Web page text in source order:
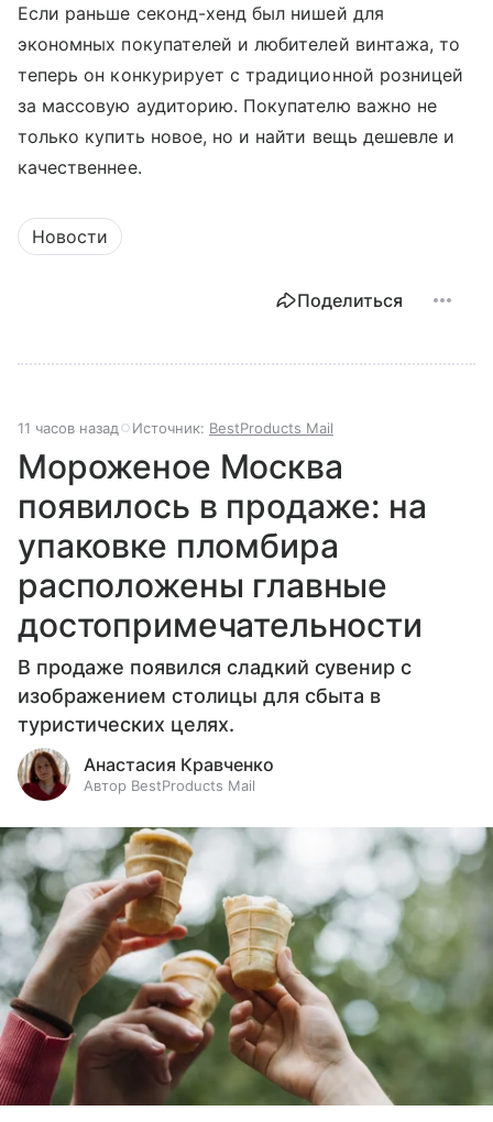
Если раньше секонд-хенд был нишей для
экономных покупателей и любителей винтажа, то
теперь он конкурирует с традиционной розницей
за массовую аудиторию. Покупателю важно не
только купить новое, но и найти вещь дешевле и
качественнее.
Новости
Поделиться
11 часов назад Источник: BestProducts Mail
Мороженое Москва
появилось в продаже: на
упаковке пломбира
расположены главные
достопримечательности
В продаже появился сладкий сувенир с
изображением столицы для сбыта в
туристических целях.
Анастасия Кравченко
Автор BestProducts Mail